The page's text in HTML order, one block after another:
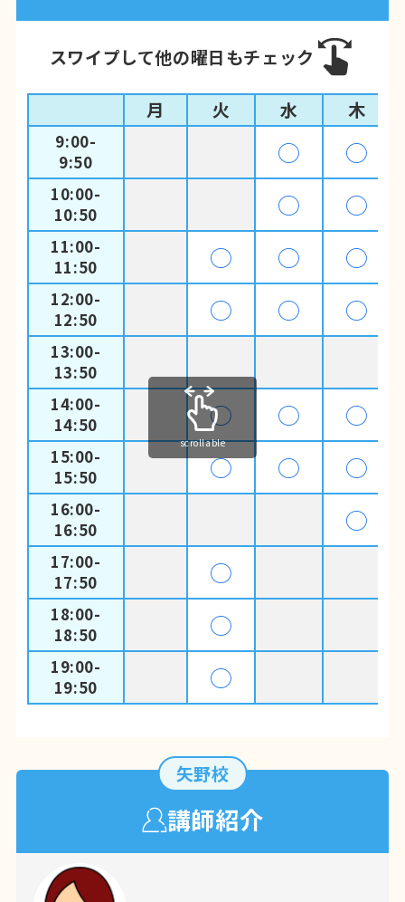
スワイプして他の曜日もチェック
月 火 水 木
9:00-
9:50
◯ ◯
10:00-
10:50
◯ ◯
11:00-
11:50
◯ ◯ ◯
12:00-
12:50
◯ ◯ ◯
13:00-
13:50
14:00-
14:50
◯ ◯ ◯
15:00-
15:50
◯ ◯ ◯
16:00-
16:50
◯
17:00-
17:50
◯
18:00-
18:50
◯
19:00-
19:50
◯
scrollable
矢野校
講師紹介